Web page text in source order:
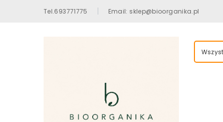
Tel.693771775 Email: sklep@bioorganika.pl